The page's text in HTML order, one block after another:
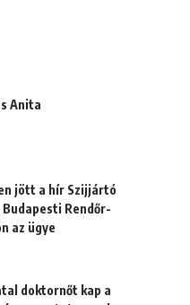
Anita
jött a hír Szijjártó
Rendőr-
az ügye
doktornőt kap a